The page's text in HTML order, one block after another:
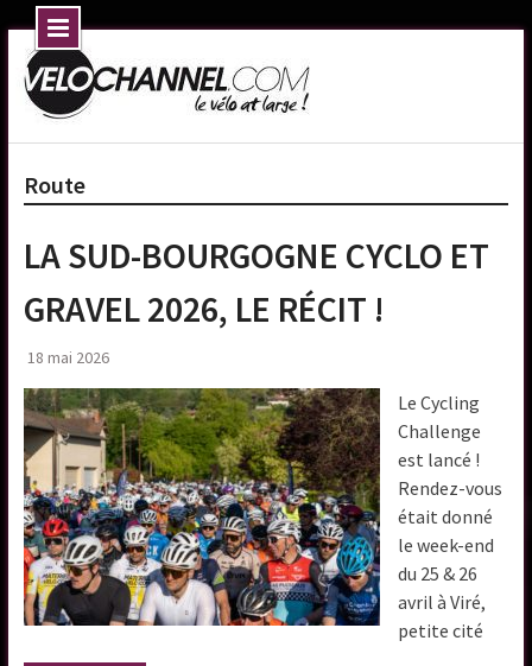
Skip
to
content
Route
LA SUD-BOURGOGNE CYCLO ET
GRAVEL 2026, LE RÉCIT !
18 mai 2026
Le Cycling
Challenge
est lancé !
Rendez-vous
était donné
le week-end
du 25 & 26
avril à Viré,
petite cité